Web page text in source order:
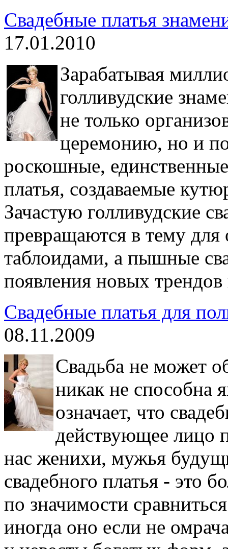
Свадебные платья
17.01.2010
Зарабатывая
голливудские
не только
церемонию, но и
роскошные,
платья, создаваемые
Зачастую голливудские
превращаются в тему
таблоидами, а пышные
появления новых
Свадебные платья для
08.11.2009
Свадьба не может
никак не способна
означает, что
действующее лицо
нас женихи, мужья
свадебного платья - это
по значимости
иногда оно если не